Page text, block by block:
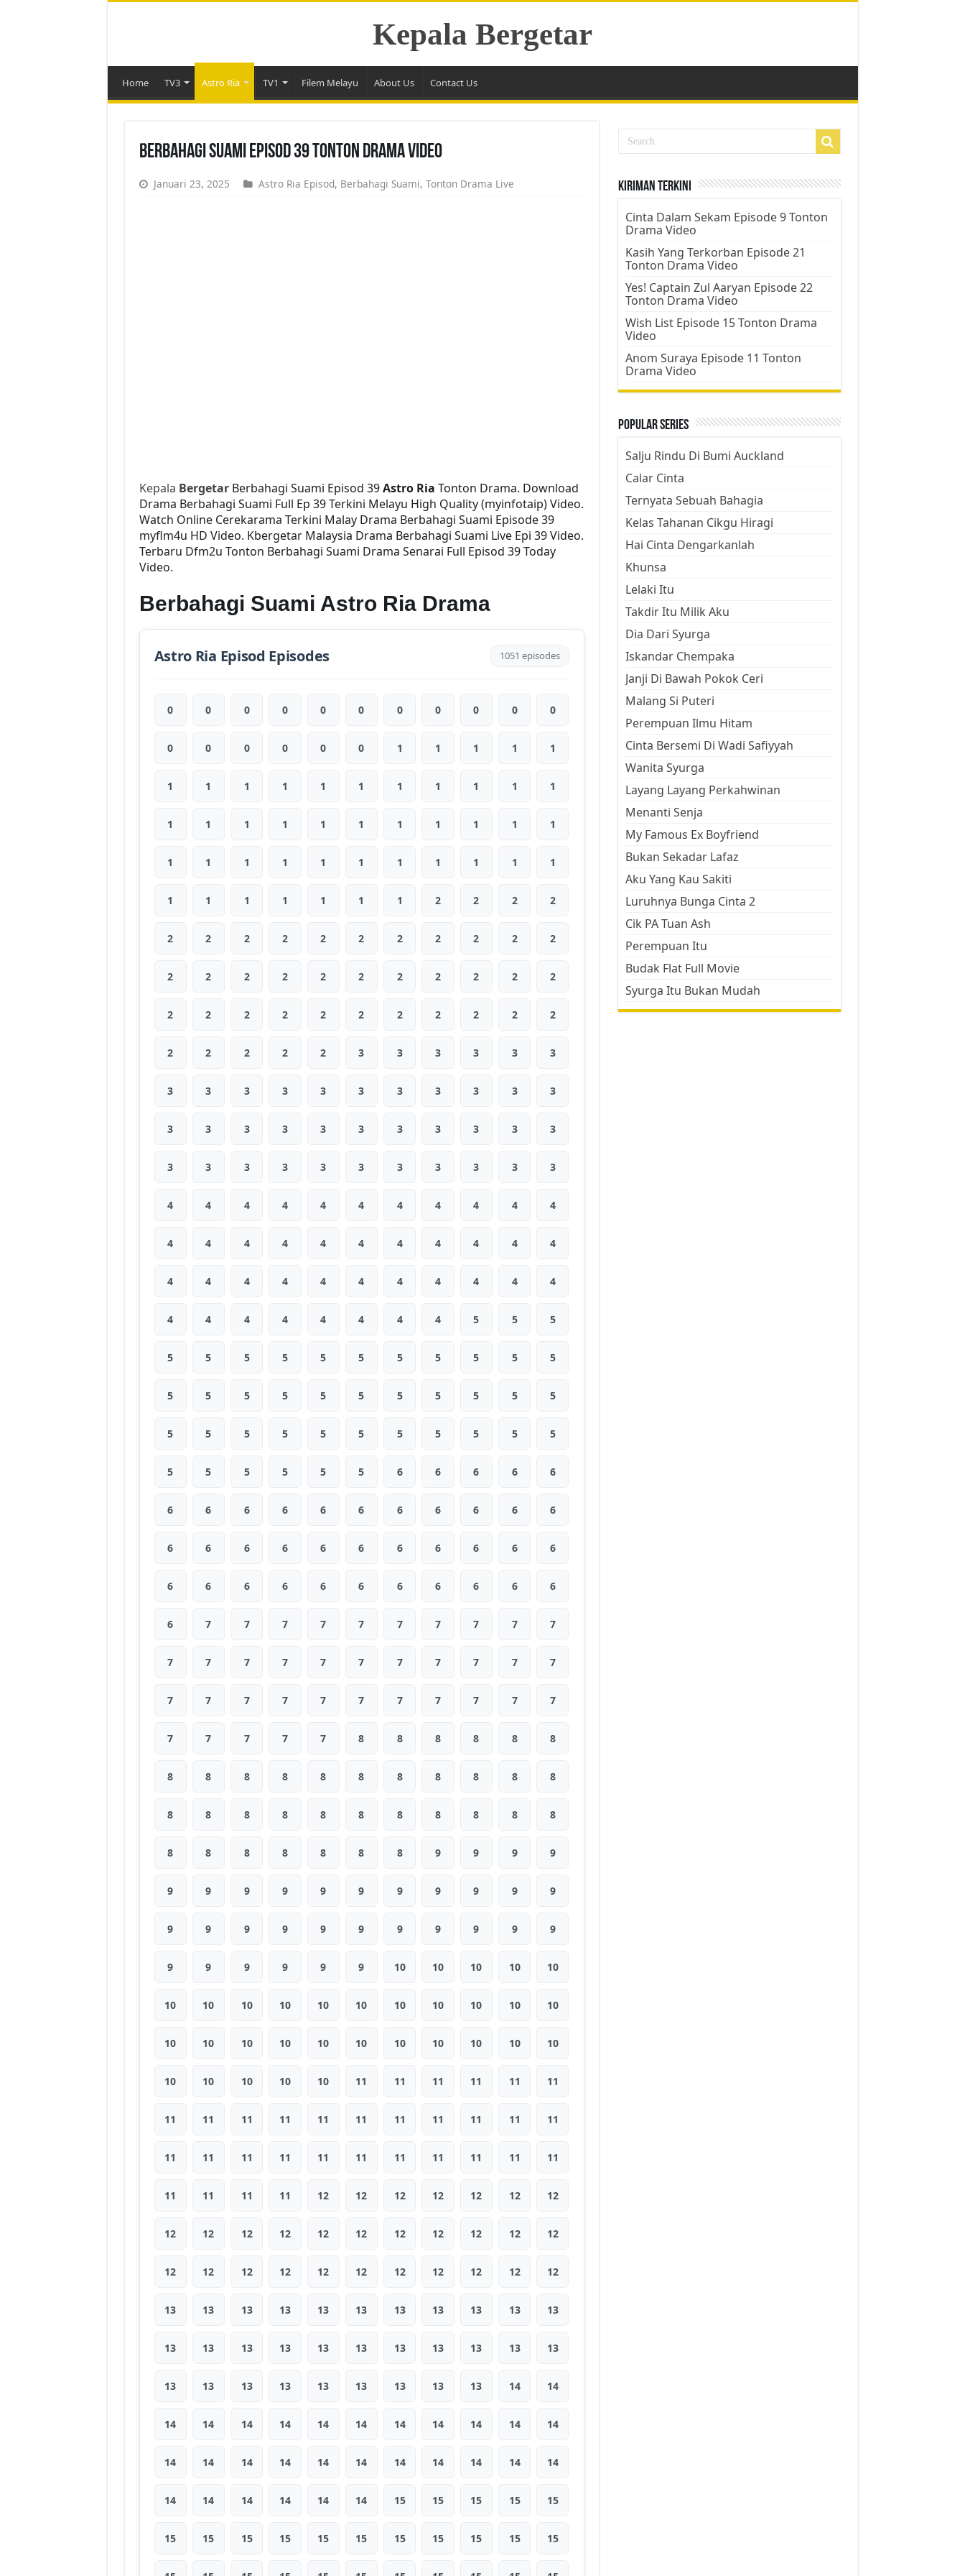
Kepala Bergetar
Home TV3 Astro Ria TV1 Filem Melayu About Us Contact Us
Berbahagi Suami Episod 39 Tonton Drama Video
Januari 23, 2025 Astro Ria Episod, Berbahagi Suami, Tonton Drama Live
Kepala BergetarBerbahagi Suami Episod 39Astro Ria Tonton Drama. Download
Drama Berbahagi Suami Full Ep 39 Terkini Melayu High Quality (myinfotaip) Video.
Watch Online Cerekarama Terkini Malay Drama Berbahagi Suami Episode 39
myflm4u HD Video. Kbergetar Malaysia Drama Berbahagi Suami Live Epi 39 Video.
Terbaru Dfm2u Tonton Berbahagi Suami Drama Senarai Full Episod 39 Today
Video.
Berbahagi Suami Astro Ria Drama
Astro Ria Episod Episodes 1051 episodes
0 0 0 0 0 0 0 0 0 0 0
0 0 0 0 0 0 1 1 1 1 1
1 1 1 1 1 1 1 1 1 1 1
1 1 1 1 1 1 1 1 1 1 1
1 1 1 1 1 1 1 1 1 1 1
1 1 1 1 1 1 1 2 2 2 2
2 2 2 2 2 2 2 2 2 2 2
2 2 2 2 2 2 2 2 2 2 2
2 2 2 2 2 2 2 2 2 2 2
2 2 2 2 2 3 3 3 3 3 3
3 3 3 3 3 3 3 3 3 3 3
3 3 3 3 3 3 3 3 3 3 3
3 3 3 3 3 3 3 3 3 3 3
4 4 4 4 4 4 4 4 4 4 4
4 4 4 4 4 4 4 4 4 4 4
4 4 4 4 4 4 4 4 4 4 4
4 4 4 4 4 4 4 4 5 5 5
5 5 5 5 5 5 5 5 5 5 5
5 5 5 5 5 5 5 5 5 5 5
5 5 5 5 5 5 5 5 5 5 5
5 5 5 5 5 5 6 6 6 6 6
6 6 6 6 6 6 6 6 6 6 6
6 6 6 6 6 6 6 6 6 6 6
6 6 6 6 6 6 6 6 6 6 6
6 7 7 7 7 7 7 7 7 7 7
7 7 7 7 7 7 7 7 7 7 7
7 7 7 7 7 7 7 7 7 7 7
7 7 7 7 7 8 8 8 8 8 8
8 8 8 8 8 8 8 8 8 8 8
8 8 8 8 8 8 8 8 8 8 8
8 8 8 8 8 8 8 9 9 9 9
9 9 9 9 9 9 9 9 9 9 9
9 9 9 9 9 9 9 9 9 9 9
9 9 9 9 9 9 10 10 10 10 10
10 10 10 10 10 10 10 10 10 10 10
10 10 10 10 10 10 10 10 10 10 10
10 10 10 10 10 11 11 11 11 11 11
11 11 11 11 11 11 11 11 11 11 11
11 11 11 11 11 11 11 11 11 11 11
11 11 11 11 12 12 12 12 12 12 12
12 12 12 12 12 12 12 12 12 12 12
12 12 12 12 12 12 12 12 12 12 12
13 13 13 13 13 13 13 13 13 13 13
13 13 13 13 13 13 13 13 13 13 13
13 13 13 13 13 13 13 13 13 14 14
14 14 14 14 14 14 14 14 14 14 14
14 14 14 14 14 14 14 14 14 14 14
14 14 14 14 14 14 15 15 15 15 15
15 15 15 15 15 15 15 15 15 15 15
Kiriman Terkini
Cinta Dalam Sekam Episode 9 Tonton
Drama Video
Kasih Yang Terkorban Episode 21
Tonton Drama Video
Yes! Captain Zul Aaryan Episode 22
Tonton Drama Video
Wish List Episode 15 Tonton Drama
Video
Anom Suraya Episode 11 Tonton
Drama Video
Popular Series
Salju Rindu Di Bumi Auckland
Calar Cinta
Ternyata Sebuah Bahagia
Kelas Tahanan Cikgu Hiragi
Hai Cinta Dengarkanlah
Khunsa
Lelaki Itu
Takdir Itu Milik Aku
Dia Dari Syurga
Iskandar Chempaka
Janji Di Bawah Pokok Ceri
Malang Si Puteri
Perempuan Ilmu Hitam
Cinta Bersemi Di Wadi Safiyyah
Wanita Syurga
Layang Layang Perkahwinan
Menanti Senja
My Famous Ex Boyfriend
Bukan Sekadar Lafaz
Aku Yang Kau Sakiti
Luruhnya Bunga Cinta 2
Cik PA Tuan Ash
Perempuan Itu
Budak Flat Full Movie
Syurga Itu Bukan Mudah